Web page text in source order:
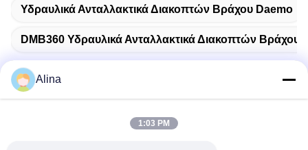
Υδραυλικά Ανταλλακτικά Διακοπτών Βράχου Daemo
DMB360 Υδραυλικά Ανταλλακτικά Διακοπτών Βράχου
Γρήγορη επικοινωνία
Alina
1:03 PM